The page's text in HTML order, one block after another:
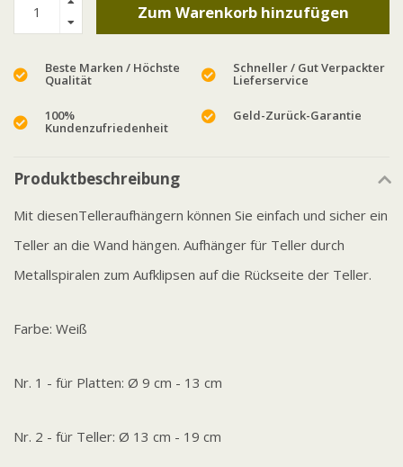
Zum Warenkorb hinzufügen
Beste Marken / Höchste
Qualität
Schneller / Gut Verpackter
Lieferservice
100%
Kundenzufriedenheit
Geld-Zurück-Garantie
Produktbeschreibung
Mit diesenTelleraufhängern können Sie einfach und sicher ein
Teller an die Wand hängen. Aufhänger für Teller durch
Metallspiralen zum Aufklipsen auf die Rückseite der Teller.
Farbe: Weiß
Nr. 1 - für Platten: Ø 9 cm - 13 cm
Nr. 2 - für Teller: Ø 13 cm - 19 cm